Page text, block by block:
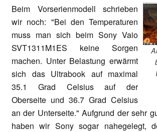
Beim Vorserienmodell schrieben
wir noch: "Bei den Temperaturen
muss man sich beim Sony Vaio
SVT1311M1ES keine Sorgen
machen. Unter Belastung erwärmt
sich das Ultrabook auf maximal
35.1 Grad Celsius auf der
Oberseite und 36.7 Grad Celsius
an der Unterseite." Aufgrund der sehr
haben wir Sony sogar nahegelegt,